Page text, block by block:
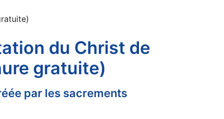
du Christ de
gratuite)
par les sacrements